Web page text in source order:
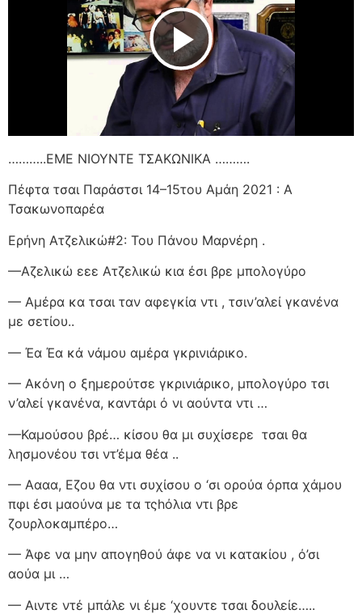
Play Video
………..ΕΜΕ ΝΙΟΥΝΤΕ ΤΣΑΚΩΝΙΚΑ ……….
Πέφτα τσαι Παράστσι 14–15του Αμάη 2021 : Α
Τσακωνοπαρέα
Ερήνη Ατζελικώ#2: Του Πάνου Μαρνέρη .
—Αζελικώ εεε Ατζελικώ κια έσι βρε μπολογύρο
— Αμέρα κα τσαι ταν αφεγκία ντι , τσιν’αλεί γκανένα
με σετίου..
— Έα Έα κά νάμου αμέρα γκρινιάρικο.
— Ακόνη ο ξημερούτσε γκρινιάρικο, μπολογύρο τσι
ν’αλεί γκανένα, καντάρι ό νι αούντα ντι …
—Καμούσου βρέ… κίσου θα μι συχίσερε τσαι θα
λησμονέου τσι ντ’έμα θέα ..
— Αααα, Εζου θα ντι συχίσου ο ‘σι ορούα όρπα χάμου
πφι έσι μαούνα με τα τςhόλια ντι βρε
ζουρλοκαμπέρο…
— Άφε να μην απογηθού άφε να νι κατακίου , ό’σι
αούα μι …
— Αιντε ντέ μπάλε νι έμε ‘χουντε τσαι δουλείε…..